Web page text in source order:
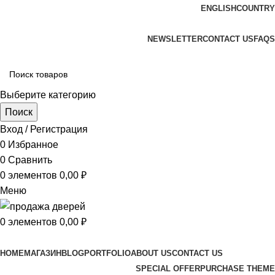
ENGLISHCOUNTRY
NEWSLETTERCONTACT US FAQS
Выберите категорию
Поиск
Вход / Регистрация
0 Избранное
0 Сравнить
0 элементов 0,00 ₽
Меню
0 элементов 0,00 ₽
HOMEМАГАЗИН BLOGPORTFOLIOABOUT USCONTACT US
SPECIAL OFFERPURCHASE THEME